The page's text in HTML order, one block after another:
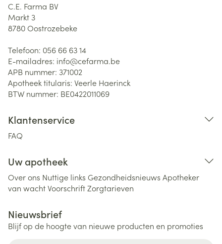
C.E. Farma BV
Markt 3
8780Oostrozebeke
Telefoon: 056 66 63 14
E-mailadres: info@cefarma.be
APB nummer: 371002
Apotheek titularis: Veerle Haerinck
BTW nummer: BE0422011069
Klantenservice
FAQ
Uw apotheek
Over ons Nuttige links Gezondheidsnieuws Apotheker
van wachtVoorschriftZorgtarieven
Nieuwsbrief
Blijf op de hoogte van nieuwe producten en promoties